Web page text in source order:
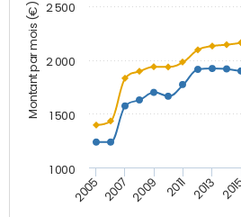
Montant par mois (€)
2005 2007 2009 2011 2013
1 000
1 500
2 000
2 500